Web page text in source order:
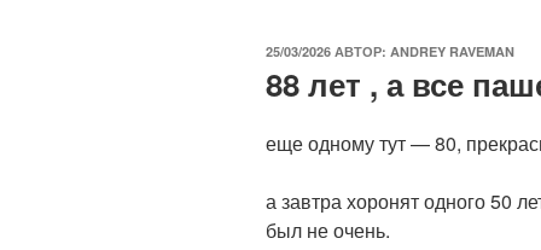
ОПУБЛИКОВАНО
25/03/2026 АВТОР: ANDREY RAVEMAN
88 лет , а все
еще одному тут — 80,
а завтра хоронят одного 50
был не очень.